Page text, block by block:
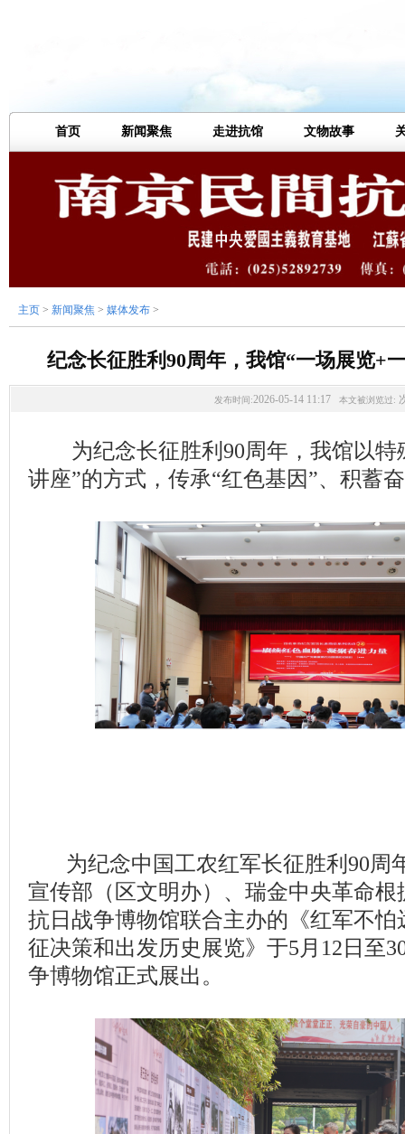
首页 新闻聚焦 走进抗馆 文物故事
主页 > 新闻聚焦 > 媒体发布 >
纪念长征胜利90周年，我馆“一场展览+
发布时间:2026-05-14 11:17 本文被浏览过:
为纪念长征胜利90周年，我馆以特
讲座”的方式，传承“红色基因”、积蓄
为纪念中国工农红军长征胜利90周
宣传部（区文明办）、瑞金中央革命
抗日战争博物馆联合主办的《红军不
征决策和出发历史展览》于5月12日至
争博物馆正式展出。